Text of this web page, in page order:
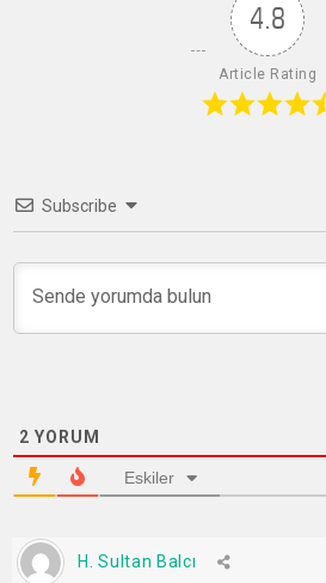
4.8
Article Rating
Subscribe
2 YORUM
Eskiler
H. Sultan Balcı